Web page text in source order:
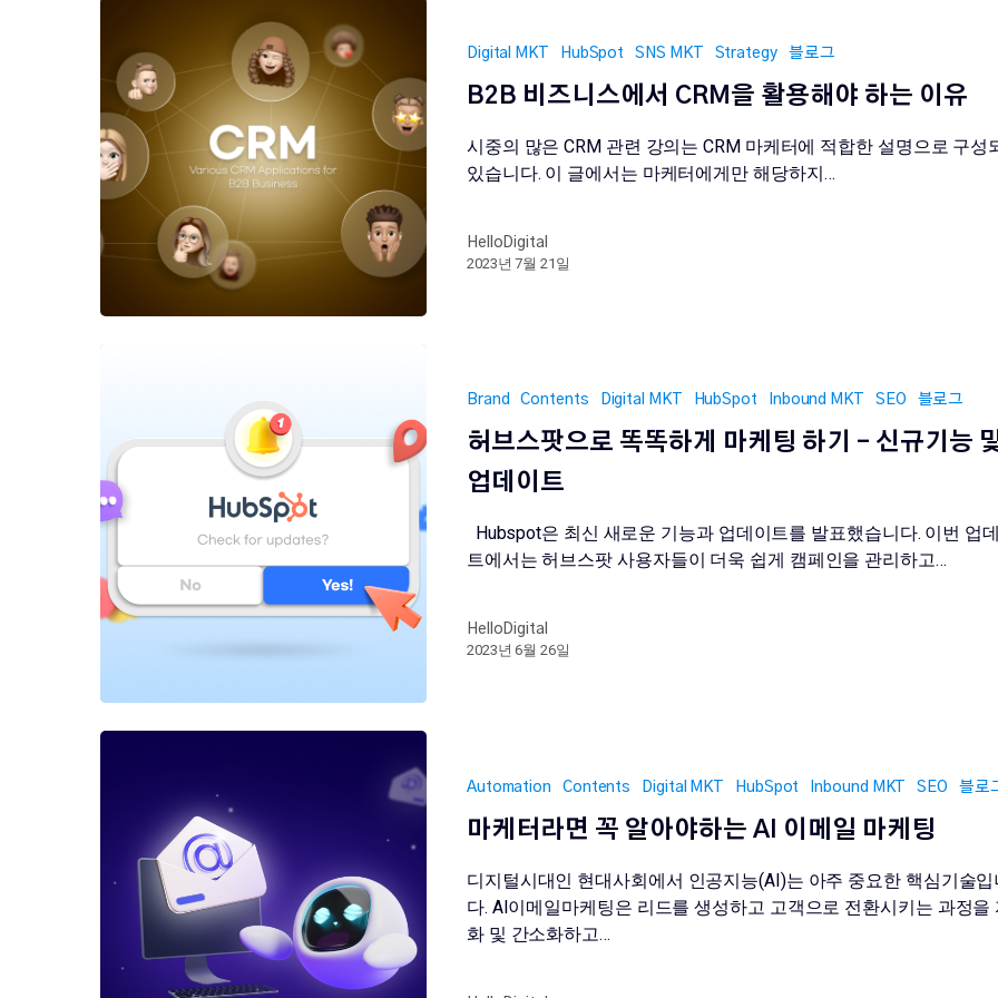
Digital MKT HubSpot SNS MKT Strategy 블로그
B2B 비즈니스에서 CRM을 활용해야 하는 이유
시중의 많은 CRM 관련 강의는 CRM 마케터에 적합한 설명으로 구성
있습니다. 이 글에서는 마케터에게만 해당하지…
HelloDigital
2023년 7월 21일
Brand Contents Digital MKT HubSpot Inbound MKT SEO 블로그
허브스팟으로 똑똑하게 마케팅 하기 – 신규기능
업데이트
Hubspot은 최신 새로운 기능과 업데이트를 발표했습니다. 이번 업
트에서는 허브스팟 사용자들이 더욱 쉽게 캠페인을 관리하고…
HelloDigital
2023년 6월 26일
Automation Contents Digital MKT HubSpot Inbound MKT SEO 블로
마케터라면 꼭 알아야하는 AI 이메일 마케팅
디지털시대인 현대사회에서 인공지능(AI)는 아주 중요한 핵심기술입
다. AI이메일마케팅은 리드를 생성하고 고객으로 전환시키는 과정을
화 및 간소화하고…